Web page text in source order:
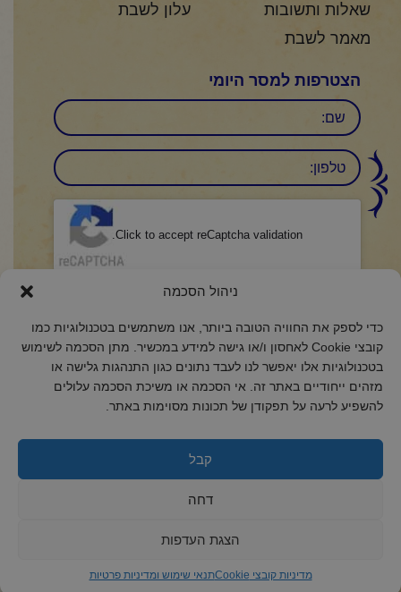
ניהול הסכמה
כדי לספק את החוויה הטובה ביותר, אנו משתמשים בטכנולוגיות כמו
קובצי Cookie לאחסון ו/או גישה למידע במכשיר. מתן הסכמה לשימוש
בטכנולוגיות אלו יאפשר לנו לעבד נתונים כגון התנהגות גלישה או
מזהים ייחודיים באתר זה. אי הסכמה או משיכת הסכמה עלולים
להשפיע לרעה על תפקודן של תכונות מסוימות באתר.
קבל
דחה
הצגת העדפות
מדיניות קובצי Cookie תנאי שימוש ומדיניות פרטיות
שאלות ותשובות
עלון לשבת
מאמר לשבת
הצטרפות למסר היומי
שם
טלפון:
Click to accept reCaptcha validation.
מדיניות קובצי Cookie
ד